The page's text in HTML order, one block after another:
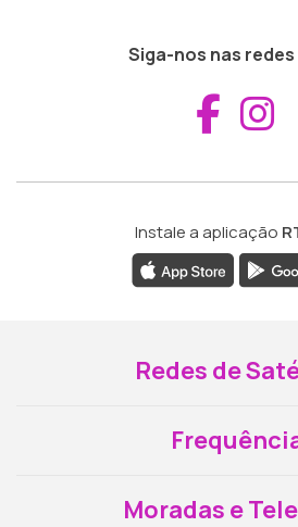
Siga-nos nas
Instale a aplicação
Redes de
Moradas e